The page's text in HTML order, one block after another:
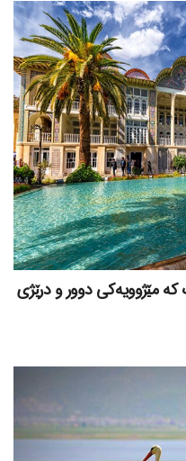
مێژوویەکی دوور و درێژی